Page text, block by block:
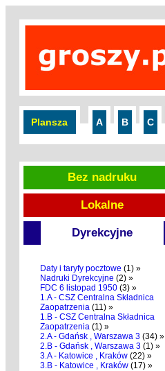
Plansza A B C
Bez nadruku
Lokalne
Dyrekcyjne
Daty i taryfy pocztowe (1) »
Nadruki Dyrekcyjne (2) »
FDC 6 listopad 1950 (3) »
1.A - CSZ Centralna Składnica
Zaopatrzenia (11) »
1.B - CSZ Centralna Składnica
Zaopatrzenia (1) »
2.A - Gdańsk , Warszawa 3 (34) »
2.B - Gdańsk , Warszawa 3 (1) »
3.A - Katowice , Kraków (22) »
3.B - Katowice , Kraków (17) »